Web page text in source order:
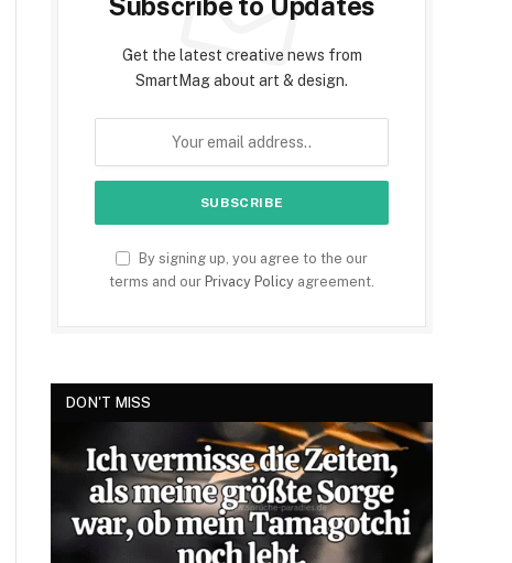
Get the latest creative news from
SmartMag about art & design.
By signing up, you agree to the our
terms and our Privacy Policy agreement.
DON'T MISS